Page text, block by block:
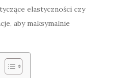
elastyczności czy
aby maksymalnie